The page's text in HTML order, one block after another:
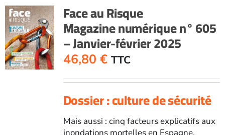
Face au Risque
Magazine numérique n° 605
– Janvier-février 2025
46,80 € TTC
Dossier : culture de sécurité
Mais aussi : cinq facteurs explicatifs aux
inondations mortelles en Espagne,